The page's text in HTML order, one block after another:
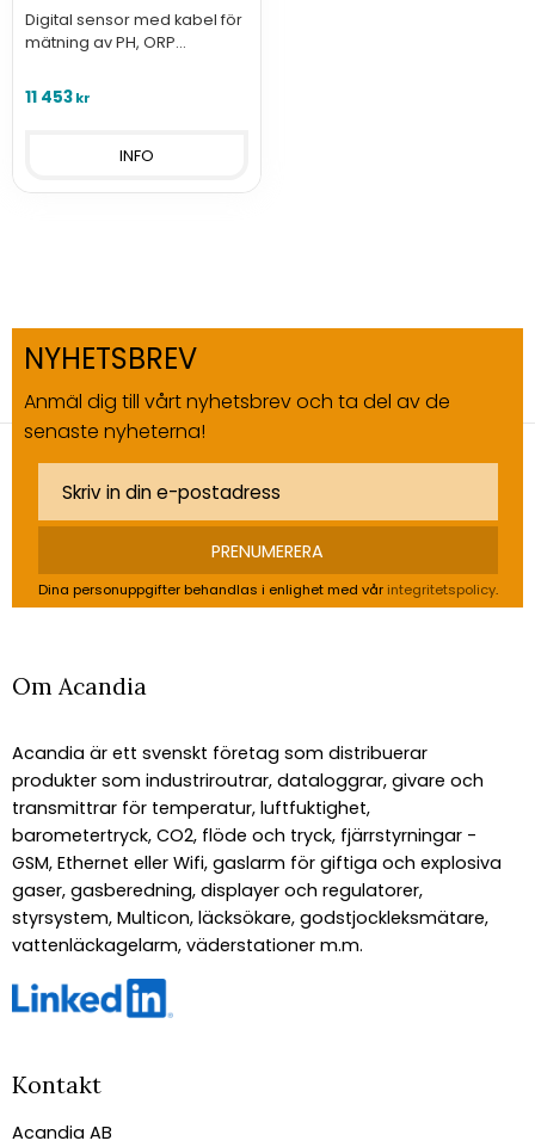
Digital sensor med kabel för
mätning av PH, ORP
Potential) och temperatur i
11 453kr
INFO
NYHETSBREV
Anmäl dig till vårt nyhetsbrev och ta del av de
senaste nyheterna!
PRENUMERERA
Dina personuppgifter behandlas i enlighet med vår integritetspolicy.
Om Acandia
Acandia är ett svenskt företag som distribuerar
produkter som industriroutrar, dataloggrar, givare och
transmittrar för temperatur, luftfuktighet,
barometertryck, CO2, flöde och tryck, fjärrstyrningar -
GSM, Ethernet eller Wifi, gaslarm för giftiga och explosiva
gaser, gasberedning, displayer och regulatorer,
styrsystem, Multicon, läcksökare, godstjockleksmätare,
vattenläckagelarm, väderstationer m.m.
Kontakt
Acandia AB